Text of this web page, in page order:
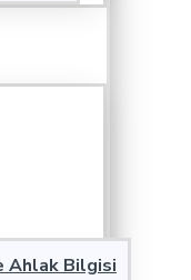
Ahlak Bilgisi